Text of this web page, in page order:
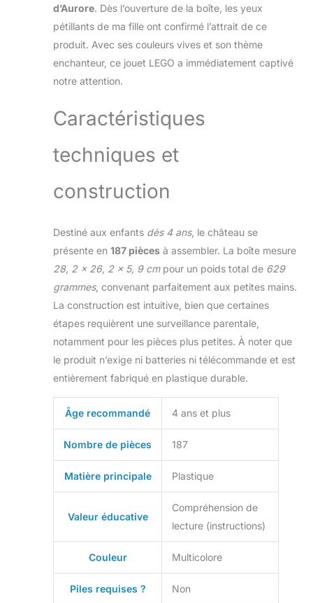
constructions : une
balançoire à
trône de Maléfique
avec des pierres
Comprend les
Belle au Bois
sympas : une
bâton, des
papillons, des petits
gâteaux et des
calices Ce jouet
LEGO 4 ans et plus
est livré avec des
briques de
démarrage qui
donnent aux jeunes
construction, et
briques contient un
personnage Le
jouet à construire
LEGO Disney
Princesse
encourage les
leurs scènes de film
quotidienne dans le
d’Aurore. Dès l’ouverture de la boîte, les yeux
pétillants de ma fille ont confirmé l’attrait de ce
produit. Avec ses couleurs vives et son thème
enchanteur, ce jouet LEGO a immédiatement captivé
notre attention.
Caractéristiques
techniques et
construction
Destiné aux enfants dès 4 ans, le château se
présente en 187 pièces à assembler. La boîte mesure
28, 2 x 26, 2 x 5, 9 cmpour un poids total de 629
grammes, convenant parfaitement aux petites mains.
La construction est intuitive, bien que certaines
étapes requièrent une surveillance parentale,
notamment pour les pièces plus petites. À noter que
le produit n’exige ni batteries ni télécommande et est
entièrement fabriqué en plastique durable.
Âge recommandé 4 ans et plus
Nombre de pièces 187
Matière principale Plastique
Valeur éducative
Compréhension de
lecture (instructions)
Couleur Multicolore
Piles requises ? Non